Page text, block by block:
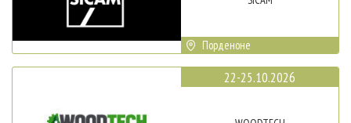
Порденоне
22-25.10.2026